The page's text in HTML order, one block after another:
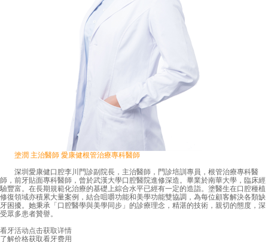
塗潤 主治醫師 愛康健根管治療專科醫師
深圳愛康健口腔李川門診副院長，主治醫師，門診培訓專員，根管治療專科醫
師，前牙貼面專科醫師，曾於武漢大學口腔醫院進修深造。畢業於南華大學，臨床經
驗豐富。在長期規範化治療的基礎上綜合水平已經有一定的造詣。塗醫生在口腔種植
修復領域亦積累大量案例，結合咀嚼功能和美學功能雙協調，為每位顧客解決各類缺
牙困擾。她秉承「口腔醫學與美學同步」的診療理念，精湛的技術，親切的態度，深
受眾多患者贊譽。
看牙活动点击获取详情
了解价格获取看牙费用